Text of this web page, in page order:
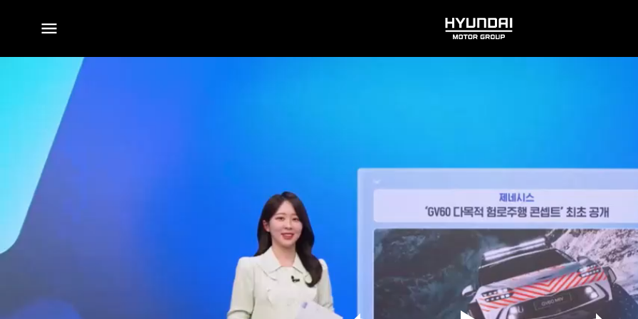
전체
HYUNDAI
MOTOR